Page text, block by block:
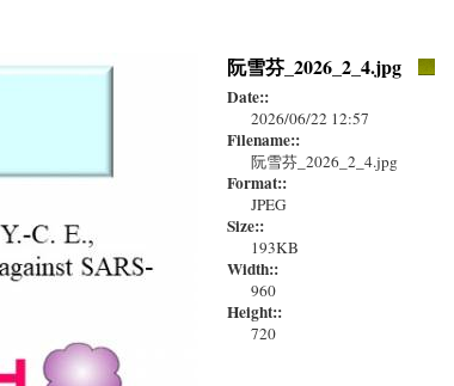
阮雪芬_2026_2_4.jpg
Date::
2026/06/22 12:57
Filename::
阮雪芬_2026_2_4.jpg
Format::
JPEG
Size::
193KB
Width::
960
Height::
720